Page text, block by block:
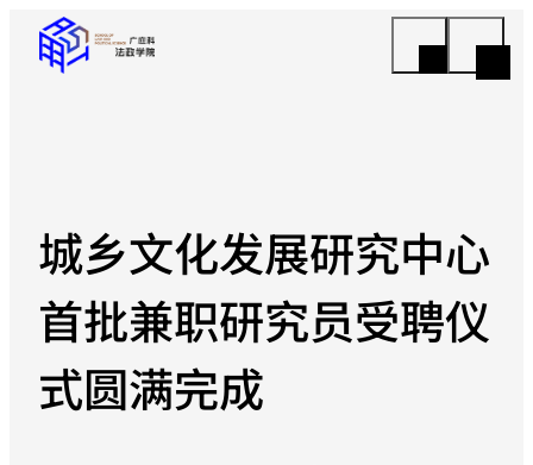
城乡文化发展研究中心
首批兼职研究员受聘仪
式圆满完成